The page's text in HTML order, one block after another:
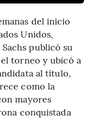
del inicio
Unidos,
publicó su
torneo y ubicó a
al título,
como la
mayores
conquistada